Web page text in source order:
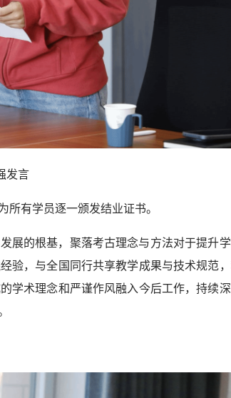
发言
所有学员逐一颁发结业证书。
展的根基，聚落考古理念与方法对于提升
验，与全国同行共享教学成果与技术规范
学术理念和严谨作风融入今后工作，持续